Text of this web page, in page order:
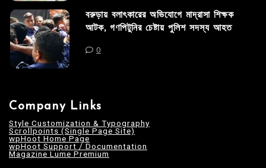
বরুড়ায় বলাৎকারের অভিযোগে মাদ্রাসা শিক্ষক
আটক, গণপিটুনির চেষ্টায় পুলিশ সদস্য আহত
0
Company Links
Style Customization & Typography
Scrollpoints (Single Page Site)
wpHoot Home Page
wpHoot Support / Documentation
Magazine Lume Premium